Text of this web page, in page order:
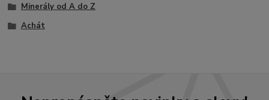
Minerály od A do Z
Achát